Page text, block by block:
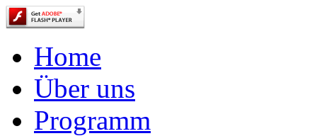
Home
Über uns
Programm